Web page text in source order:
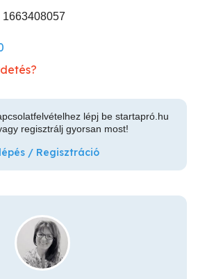
1663408057
lépj be startapró.hu
regisztrálj gyorsan most!
/ Regisztráció